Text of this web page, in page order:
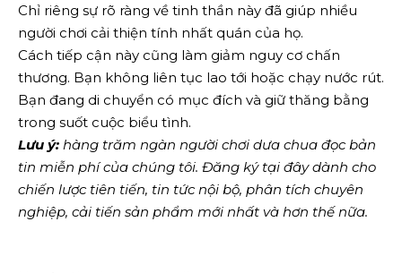
Chỉ riêng sự rõ ràng về tinh thần này đã giúp nhiều
người chơi cải thiện tính nhất quán của họ.
Cách tiếp cận này cũng làm giảm nguy cơ chấn
thương. Bạn không liên tục lao tới hoặc chạy nước rút.
Bạn đang di chuyển có mục đích và giữ thăng bằng
trong suốt cuộc biểu tình.
Lưu ý: hàng trăm ngàn người chơi dưa chua đọc bản
tin miễn phí của chúng tôi. Đăng ký tại đâydành cho
chiến lược tiên tiến, tin tức nội bộ, phân tích chuyên
nghiệp, cải tiến sản phẩm mới nhất và hơn thế nữa.